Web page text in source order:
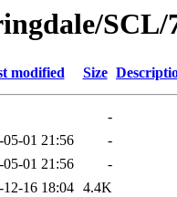
SCL/
modified Size
-
05-01 21:56
-
05-01 21:56
-
12-16 18:04 4.4K